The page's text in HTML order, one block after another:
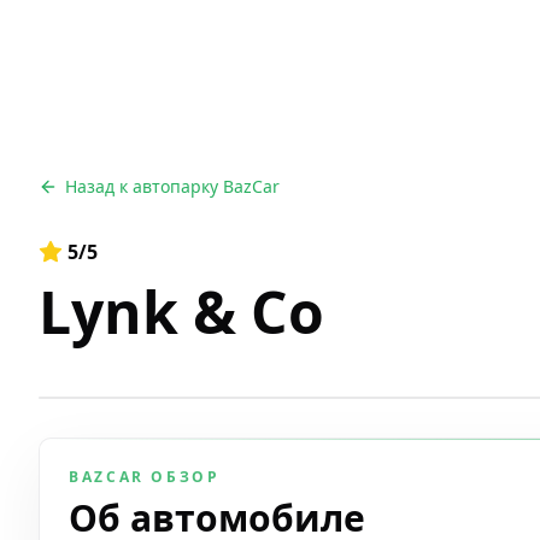
Назад к автопарку BazCar
5/5
Lynk & Co
BAZCAR ОБЗОР
Об автомобиле